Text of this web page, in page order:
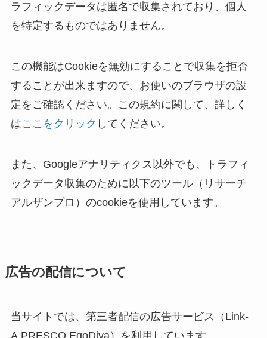
ラフィックデータは匿名で収集されており、個人
を特定するものではありません。
この機能はCookieを無効にすることで収集を拒否
することが出来ますので、お使いのブラウザの設
定をご確認ください。この規約に関して、詳しく
はここをクリック してください。
また、Googleアナリティクス以外でも、トラフィ
ックデータ収集のために以下のツール（リサーチ
アルザンプロ）のcookieを使用しています。
広告の配信について
当サイトでは、第三者配信の広告サービス（Link-
A,PRESCO,EgoDiva ）を利用しています。